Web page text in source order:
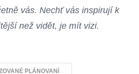
vás. Nechť vás inspirují k
než vidět, je mít vizi.
PLÁNOVANÍ